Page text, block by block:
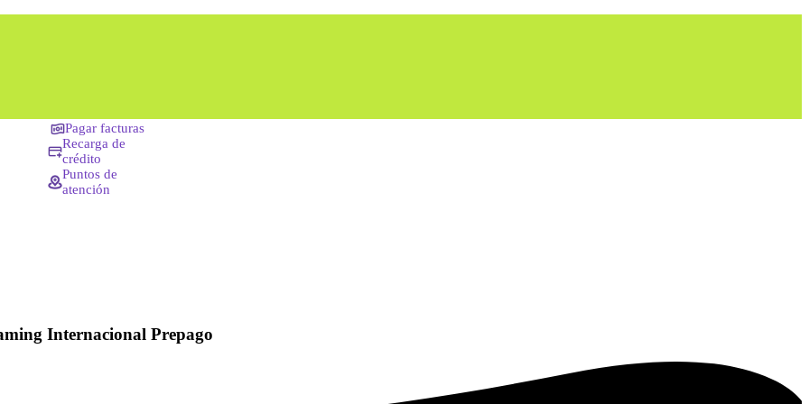
Pagar facturas
Recarga de
crédito
Puntos de
atención
Internacional Prepago